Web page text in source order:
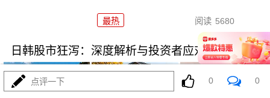
最热 阅读 5680
日韩股市狂泻：深度解析与投资者应对策略
点评一下 0 0